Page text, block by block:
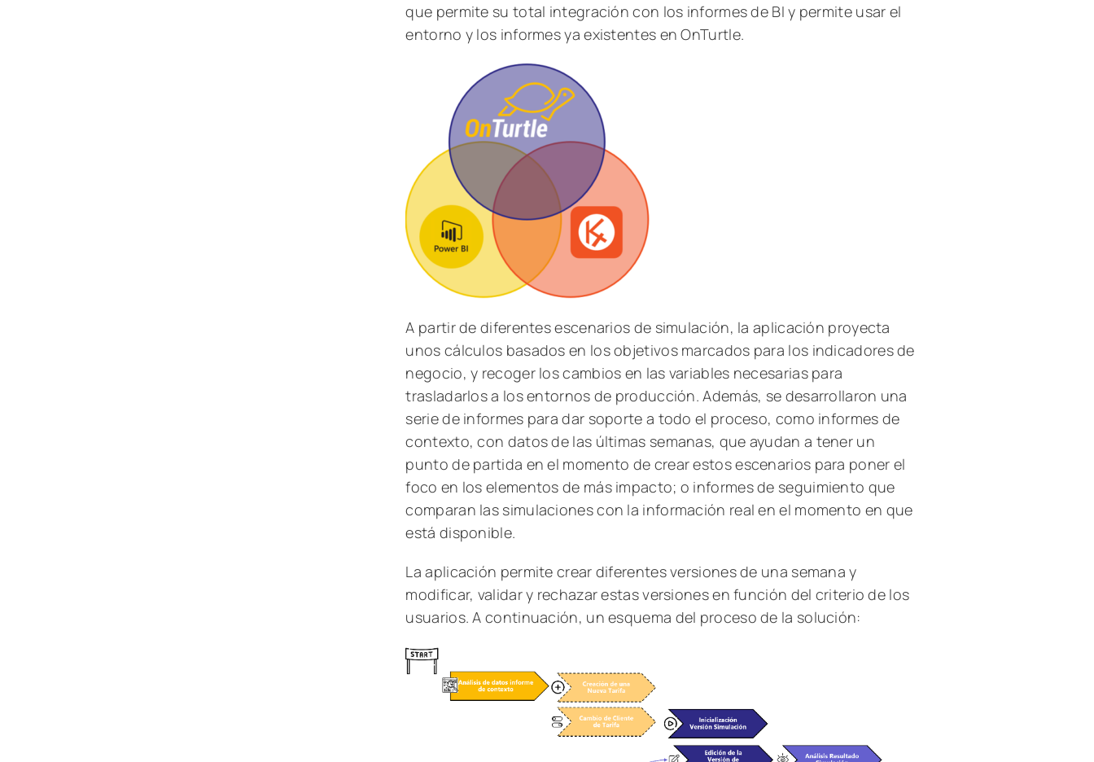
que permite su total integración con los informes de BI y permite usar el
entorno y los informes ya existentes en OnTurtle.
A partir de diferentes escenarios de simulación, la aplicación proyecta
unos cálculos basados en los objetivos marcados para los indicadores de
negocio, y recoger los cambios en las variables necesarias para
trasladarlos a los entornos de producción. Además, se desarrollaron una
serie de informes para dar soporte a todo el proceso, como informes de
contexto, con datos de las últimas semanas, que ayudan a tener un
punto de partida en el momento de crear estos escenarios para poner el
foco en los elementos de más impacto; o informes de seguimiento que
comparan las simulaciones con la información real en el momento en que
está disponible.
La aplicación permite crear diferentes versiones de una semana y
modificar, validar y rechazar estas versiones en función del criterio de los
usuarios. A continuación, un esquema del proceso de la solución: